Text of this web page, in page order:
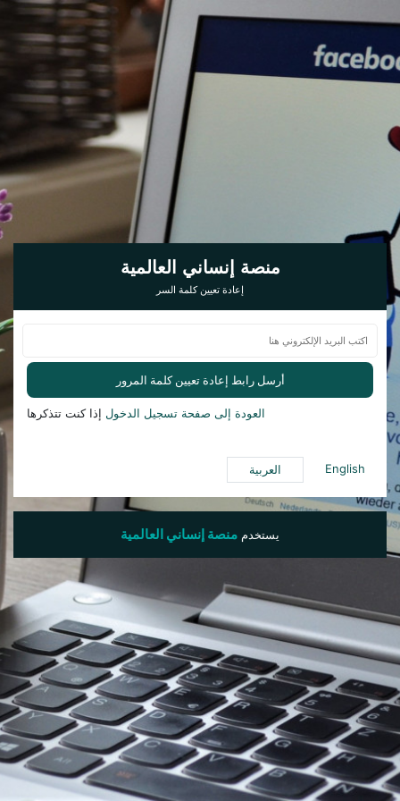
منصة إنساني العالمية
إعادة تعيين كلمة السر
أرسل رابط إعادة تعيين كلمة المرور
العودة إلى صفحة تسجيل الدخول إذا كنت تتذكرها
English العربية
يستخدم منصة إنساني العالمية